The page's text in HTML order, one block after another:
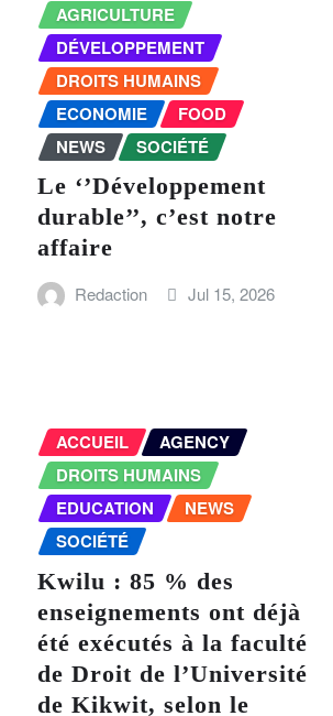
AGRICULTURE
DÉVELOPPEMENT
DROITS HUMAINS
ECONOMIE
FOOD
NEWS
SOCIÉTÉ
Le ‘’Développement
durable’’, c’est notre
affaire
Redaction Jul 15, 2026
ACCUEIL
AGENCY
DROITS HUMAINS
EDUCATION
NEWS
SOCIÉTÉ
Kwilu : 85 % des
enseignements ont déjà
été exécutés à la faculté
de Droit de l’Université
de Kikwit, selon le